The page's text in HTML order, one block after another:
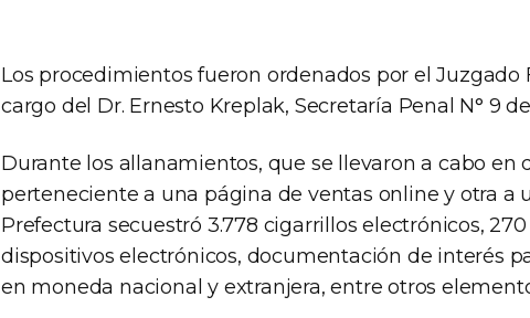
Los procedimientos fueron ordenados por el Juzgado
cargo del Dr. Ernesto Kreplak, Secretaría Penal N° 9
Durante los allanamientos, que se llevaron a cabo en
perteneciente a una página de ventas online y otra a
Prefectura secuestró 3.778 cigarrillos electrónicos,
dispositivos electrónicos, documentación de interés
en moneda nacional y extranjera, entre otros